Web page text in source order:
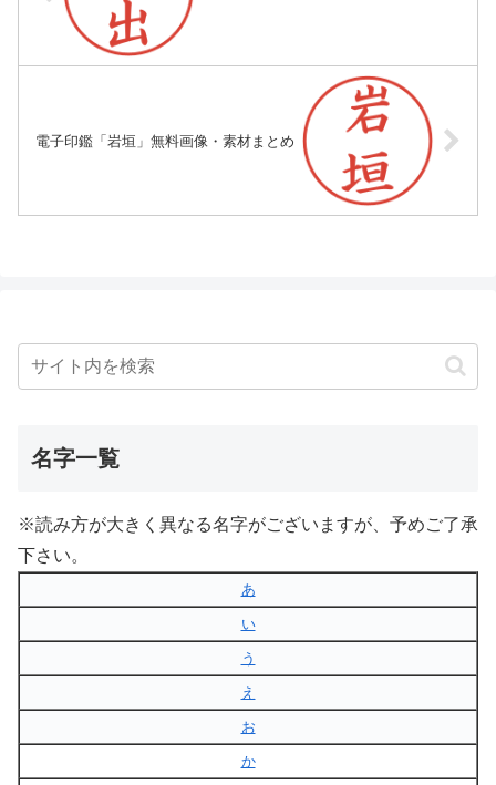
電子印鑑「岩垣」無料画像・素材まとめ
名字一覧
※読み方が大きく異なる名字がございますが、予めご了承
下さい。
あ
い
う
え
お
か